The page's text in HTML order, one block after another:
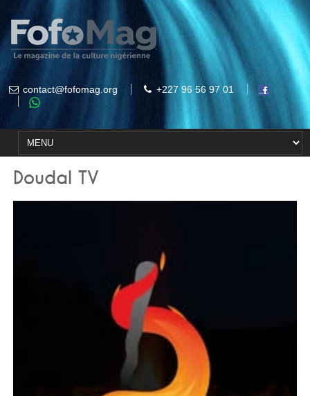
contact@fofomag.org +227 96 56 97 01
Doudal TV